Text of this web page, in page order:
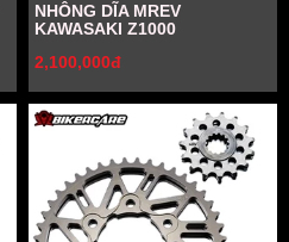
NHÔNG DĨA MREV
KAWASAKI Z1000
2,100,000đ